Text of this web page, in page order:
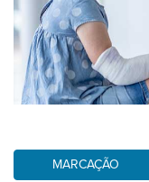
MARCAÇÃO